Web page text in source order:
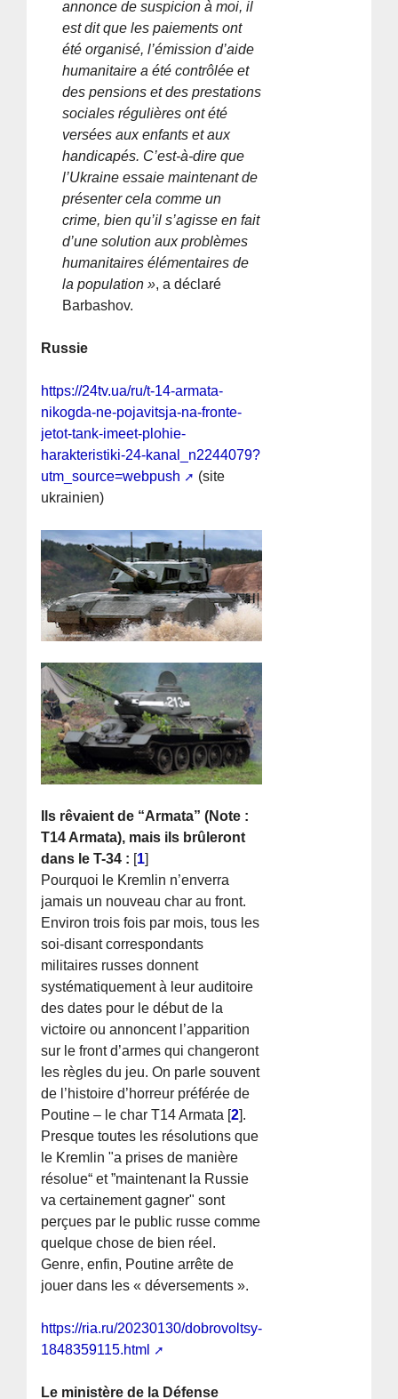
annonce de suspicion à moi, il
est dit que les paiements ont
été organisé, l’émission d’aide
humanitaire a été contrôlée et
des pensions et des prestations
sociales régulières ont été
versées aux enfants et aux
handicapés. C’est-à-dire que
l’Ukraine essaie maintenant de
présenter cela comme un
crime, bien qu’il s’agisse en fait
d’une solution aux problèmes
humanitaires élémentaires de
la population », a déclaré
Barbashov.
Russie
https://24tv.ua/ru/t-14-armata-
nikogda-ne-pojavitsja-na-fronte-
jetot-tank-imeet-plohie-
harakteristiki-24-kanal_n2244079?
utm_source=webpush
(site
ukrainien)
Ils rêvaient de “Armata” (Note :
T14 Armata), mais ils brûleront
dans le T-34 : [1]
Pourquoi le Kremlin n’enverra
jamais un nouveau char au front.
Environ trois fois par mois, tous les
soi-disant correspondants
militaires russes donnent
systématiquement à leur auditoire
des dates pour le début de la
victoire ou annoncent l’apparition
sur le front d’armes qui changeront
les règles du jeu. On parle souvent
de l’histoire d’horreur préférée de
Poutine – le char T14 Armata [2].
Presque toutes les résolutions que
le Kremlin "a prises de manière
résolue“ et ”maintenant la Russie
va certainement gagner" sont
perçues par le public russe comme
quelque chose de bien réel.
Genre, enfin, Poutine arrête de
jouer dans les « déversements ».
https://ria.ru/20230130/dobrovoltsy-
1848359115.html
Le ministère de la Défense